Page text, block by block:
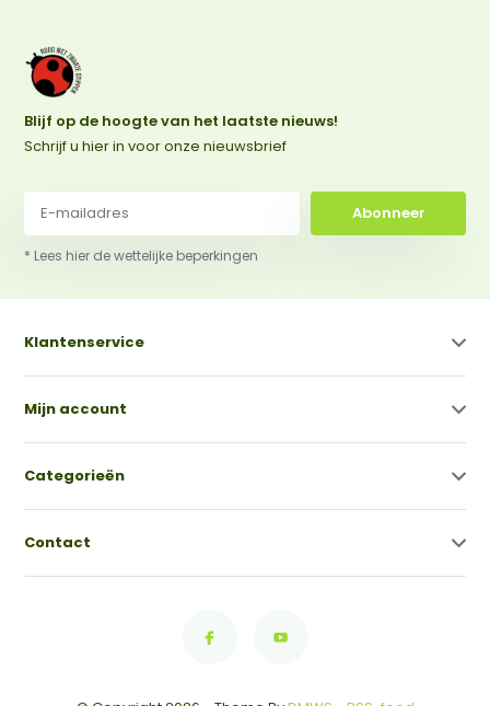
Blijf op de hoogte van het laatste nieuws!
Schrijf u hier in voor onze nieuwsbrief
Abonneer
* Lees hier de wettelijke beperkingen
Klantenservice
Mijn account
Categorieën
Contact